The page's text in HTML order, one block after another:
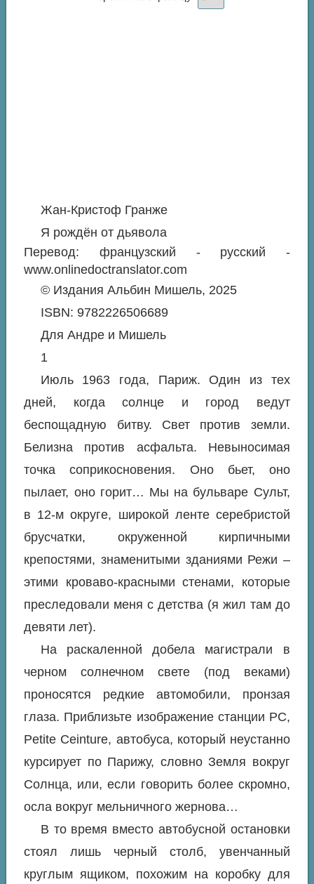
Жан-Кристоф Гранже
Я рождён от дьявола
Перевод: французский - русский -
www.onlinedoctranslator.com
© Издания Альбин Мишель, 2025
ISBN: 9782226506689
Для Андре и Мишель
1
Июль 1963 года, Париж. Один из тех
дней, когда солнце и город ведут
беспощадную битву. Свет против земли.
Белизна против асфальта. Невыносимая
точка соприкосновения. Оно бьет, оно
пылает, оно горит… Мы на бульваре Сульт,
в 12-м округе, широкой ленте серебристой
брусчатки, окруженной кирпичными
крепостями, знаменитыми зданиями Режи –
этими кроваво-красными стенами, которые
преследовали меня с детства (я жил там до
девяти лет).
На раскаленной добела магистрали в
черном солнечном свете (под веками)
проносятся редкие автомобили, пронзая
глаза. Приблизьте изображение станции PC,
Petite Ceinture, автобуса, который неустанно
курсирует по Парижу, словно Земля вокруг
Солнца, или, если говорить более скромно,
осла вокруг мельничного жернова…
В то время вместо автобусной остановки
стоял лишь черный столб, увенчанный
круглым ящиком, похожим на коробку для